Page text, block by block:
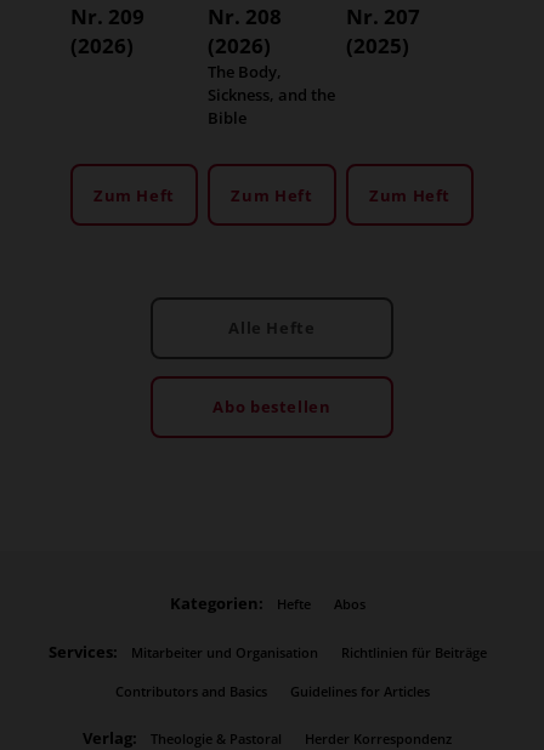
Nr. 209
(2026)
Zum Heft
Nr. 208
(2026)
:
The Body,
Sickness, and the
Bible
Zum Heft
Nr. 207
(2025)
Zum Heft
Alle Hefte
Abo bestellen
Kategorien: Hefte Abos
Services: Mitarbeiter und Organisation Richtlinien für Beiträge
Contributors and Basics Guidelines for Articles
Verlag: Theologie & Pastoral Herder Korrespondenz